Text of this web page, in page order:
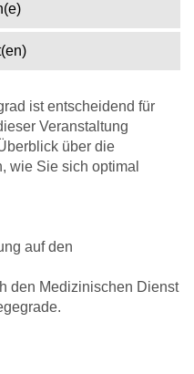
ist entscheidend für
Veranstaltung
über die
wie Sie sich optimal
auf den
den Medizinischen Dienst